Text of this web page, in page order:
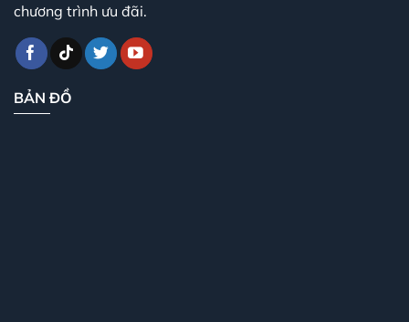
chương trình ưu đãi.
BẢN ĐỒ